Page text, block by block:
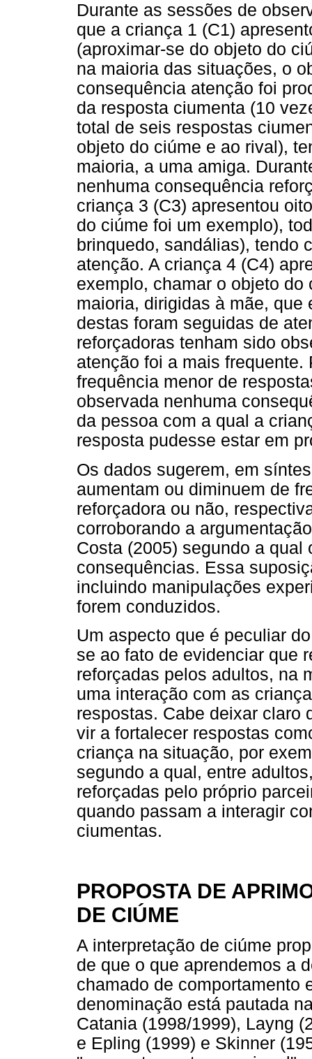
Durante as sessões de
que a criança 1 (C1)
(aproximar-se do objeto do
na maioria das situações, o
consequência atenção foi
da resposta ciumenta (10
total de seis respostas
objeto do ciúme e ao rival),
maioria, a uma amiga.
nenhuma consequência
criança 3 (C3) apresentou
do ciúme foi um exemplo),
brinquedo, sandálias), tendo
atenção. A criança 4 (C4)
exemplo, chamar o objeto
maioria, dirigidas à mãe, que
destas foram seguidas de
reforçadoras tenham sido
atenção foi a mais
frequência menor de
observada nenhuma
da pessoa com a qual a
resposta pudesse estar em
Os dados sugerem, em
aumentam ou diminuem de
reforçadora ou não,
corroborando a
Costa (2005) segundo a
consequências. Essa
incluindo manipulações
forem conduzidos.
Um aspecto que é peculiar
se ao fato de evidenciar que
reforçadas pelos adultos, na
uma interação com as
respostas. Cabe deixar claro
vir a fortalecer respostas
criança na situação, por
segundo a qual, entre
reforçadas pelo próprio
quando passam a interagir
ciumentas.
PROPOSTA DE
DE CIÚME
A interpretação de ciúme
de que o que aprendemos a
chamado de comportamento
denominação está pautada
Catania (1998/1999), Layng
e Epling (1999) e Skinner